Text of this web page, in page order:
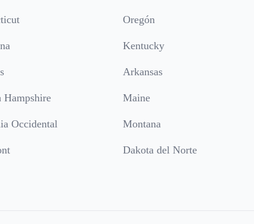
Oregón
Kentucky
Arkansas
Hampshire Maine
Occidental Montana
Dakota del Norte